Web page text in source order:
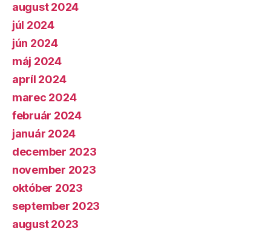
august 2024
júl 2024
jún 2024
máj 2024
apríl 2024
marec 2024
február 2024
január 2024
december 2023
november 2023
október 2023
september 2023
august 2023